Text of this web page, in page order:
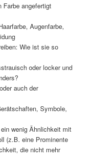
Farbe angefertigt
Augenfarbe,
Wie ist sie so
oder locker und
auch der
Symbole,
wenig Ähnlichkeit mit
(z.B. eine Prominente
die nicht mehr